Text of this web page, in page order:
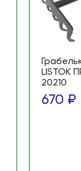
LISTOK
20210
670 ₽